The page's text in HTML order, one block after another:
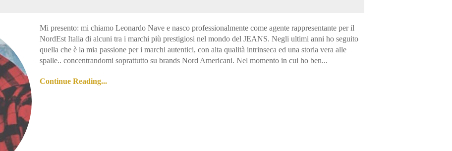
Mi presento: mi chiamo Leonardo Nave e nasco professionalmente come agente rappresentante per il
NordEst Italia di alcuni tra i marchi più prestigiosi nel mondo del JEANS. Negli ultimi anni ho seguito
quella che è la mia passione per i marchi autentici, con alta qualità intrinseca ed una storia vera alle
spalle.. concentrandomi soprattutto su brands Nord Americani. Nel momento in cui ho ben...
Continue Reading...